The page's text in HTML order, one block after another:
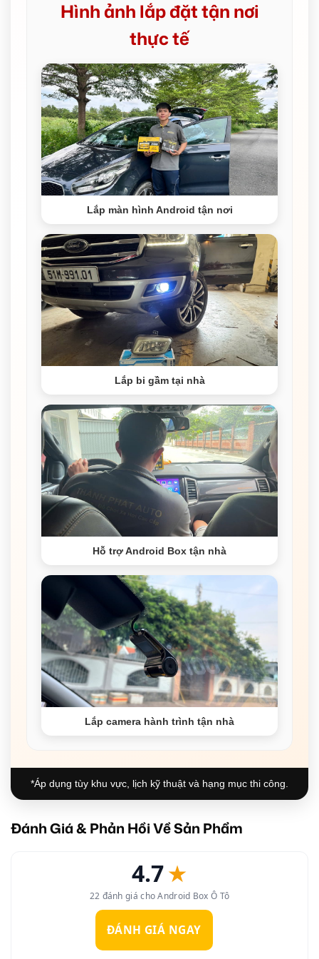
Hình ảnh lắp đặt tận nơi
thực tế
Lắp màn hình Android tận nơi
Lắp bi gầm tại nhà
Hỗ trợ Android Box tận nhà
Lắp camera hành trình tận nhà
*Áp dụng tùy khu vực, lịch kỹ thuật và hạng mục thi công.
Đánh Giá & Phản Hồi Về Sản Phẩm
4.7★
22 đánh giá cho Android Box Ô Tô
ĐÁNH GIÁ NGAY